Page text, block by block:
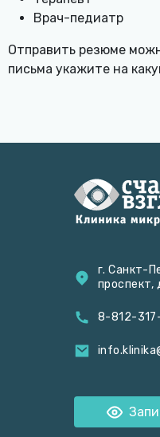
Врач-педиатр
Отправить резюме
письма укажите на
г. Санкт-
проспект,
8-812-